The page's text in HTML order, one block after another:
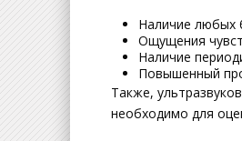
Наличие любых
Ощущения
Наличие
Повышенный
Также,
необходимо для